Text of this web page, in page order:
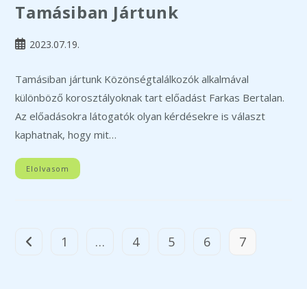
Tamásiban Jártunk
Post2023.07.19.
Tamásiban jártunk Közönségtalálkozók alkalmával
különböző korosztályoknak tart előadást Farkas Bertalan.
Az előadásokra látogatók olyan kérdésekre is választ
kaphatnak, hogy mit…
Elolvasom
Go to the previous page
1 … 4 5 6 7